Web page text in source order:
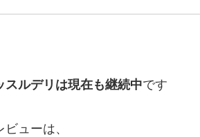
ルデリは現在も継続中です
ューは、